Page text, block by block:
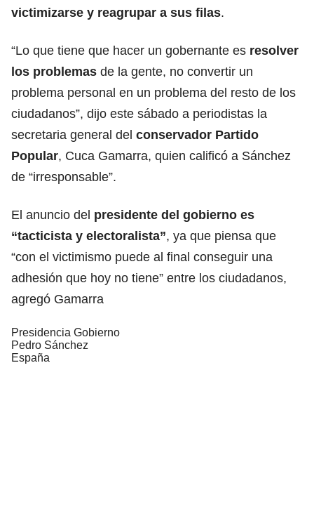
victimizarse y reagrupar a sus filas.
“Lo que tiene que hacer un gobernante es resolver
los problemas de la gente, no convertir un
problema personal en un problema del resto de los
ciudadanos”, dijo este sábado a periodistas la
secretaria general del conservador Partido
Popular, Cuca Gamarra, quien calificó a Sánchez
de “irresponsable”.
El anuncio del presidente del gobierno es
“tacticista y electoralista”, ya que piensa que
“con el victimismo puede al final conseguir una
adhesión que hoy no tiene” entre los ciudadanos,
agregó Gamarra
Presidencia Gobierno
Pedro Sánchez
España